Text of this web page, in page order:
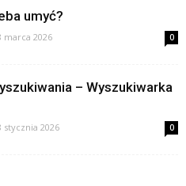
umyć?
marca 2026 0
– Wyszukiwarka
stycznia 2026 0